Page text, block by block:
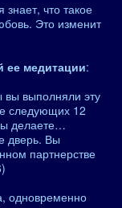
знает, что такое
Это изменит
ее медитации:
выполняли эту
следующих 12
делаете…
дверь. Вы
партнерстве
одновременно